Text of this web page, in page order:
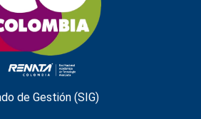
de Gestión (SIG)